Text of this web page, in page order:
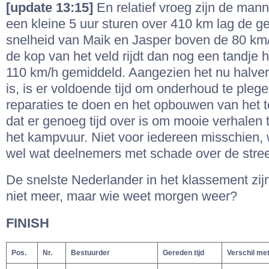
[update 13:15] En relatief vroeg zijn de
een kleine 5 uur sturen over 410 km lag de
snelheid van Maik en Jasper boven de 80
de kop van het veld rijdt dan nog een tandje
110 km/h gemiddeld. Aangezien het nu
is, is er voldoende tijd om onderhoud te
reparaties te doen en het opbouwen van het
dat er genoeg tijd over is om mooie verhalen
het kampvuur. Niet voor iedereen misschien,
wel wat deelnemers met schade over de
De snelste Nederlander in het klassement
niet meer, maar wie weet morgen weer?
FINISH
Pos. Nr. Bestuurder Gereden tijd Verschil